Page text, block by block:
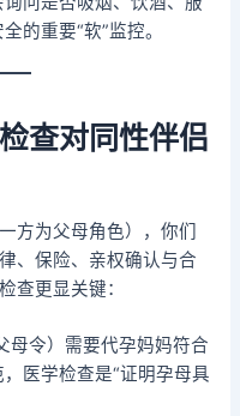
的重要“软”监控。
查对同性伴侣
方为父母角色），你们
、保险、亲权确认与合
查更显关键：
母令）需要代孕妈妈符合
医学检查是“证明孕母具